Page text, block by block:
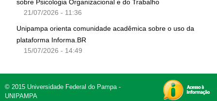
sobre Psicologia Organizacional e do Trabalho
21/07/2026 - 11:36
Unipampa orienta comunidade acadêmica sobre o uso da
plataforma Informa.BR
15/07/2026 - 14:49
© 2015 Universidade Federal do Pampa -
UNIPAMPA